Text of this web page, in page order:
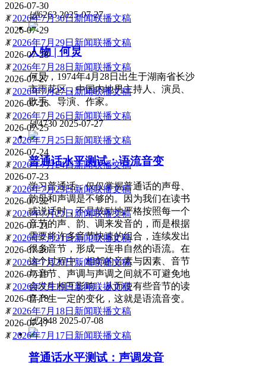
넶6263 2025-07-27
人物 | 何炅
何炅，1974年4月28日出生于湖南省长沙
市雨花区，中国内地男主持人、演员、
歌手、导演、作家。
넶4730 2025-07-27
普通话水平测试：语流音变
学习普通话，仅仅掌握普通话的声母、
韵母和声调是不够的。因为我们在读书
或说话时，不是鼓励地严格按照每一个
音节的声、韵、调来发音的，而是根据
需要将许多音节快速的组合，连续发出
很多音节，形成一连串自然的语流。在
这个过程中，相邻的音素与因素、音节
与音节、声调与声调之间就不可避免地
会发生相互影响，从而使有些音节的读
音产生一定的变化，这就是语流音变。
넶2848 2025-07-08
普通话水平测试：声调发音
2026-07-30
ꂓ 2026年7月30日新闻联播文稿
2026-07-29
ꂓ 2026年7月29日新闻联播文稿
2026-07-28
ꂓ 2026年7月28日新闻联播文稿
2026-07-27
ꂓ 2026年7月27日新闻联播文稿
2026-07-26
ꂓ 2026年7月26日新闻联播文稿
2026-07-25
ꂓ 2026年7月25日新闻联播文稿
2026-07-24
ꂓ 2026年7月24日新闻联播文稿
2026-07-23
ꂓ 2026年7月23日新闻联播文稿
2026-07-22
ꂓ 2026年7月22日新闻联播文稿
2026-07-21
ꂓ 2026年7月21日新闻联播文稿
2026-07-20
ꂓ 2026年7月20日新闻联播文稿
2026-07-19
ꂓ 2026年7月19日新闻联播文稿
2026-07-18
ꂓ 2026年7月18日新闻联播文稿
2026-07-17
ꂓ 2026年7月17日新闻联播文稿